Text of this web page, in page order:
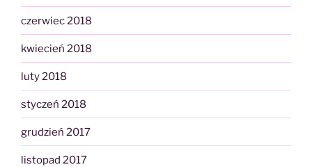
czerwiec 2018
kwiecień 2018
luty 2018
styczeń 2018
grudzień 2017
listopad 2017